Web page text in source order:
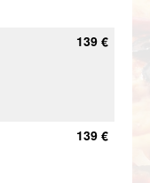
139 €
139 €